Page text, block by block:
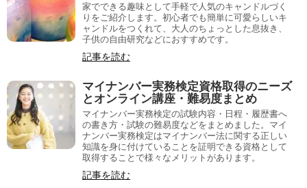
家でできる趣味として手軽で人気のキャンドルづく
りをご紹介します。初心者でも簡単に可愛らしいキ
ャンドルをつくれて、大人のちょっとした息抜き、
子供の自由研究などにおすすめです。
記事を読む
マイナンバー実務検定資格取得のニーズ
とオンライン講座・難易度まとめ
マイナンバー実務検定の試験内容・日程・履歴書へ
の書き方・試験の難易度などをまとめました。マイ
ナンバー実務検定はマイナンバー法に関する正しい
知識を身に付けていることを証明できる資格として
取得することで様々なメリットがあります。
記事を読む